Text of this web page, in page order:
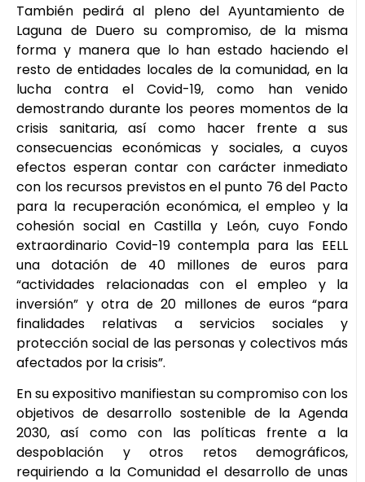
También pedirá al pleno del Ayuntamiento de
Laguna de Duero su compromiso, de la misma
forma y manera que lo han estado haciendo el
resto de entidades locales de la comunidad, en la
lucha contra el Covid-19, como han venido
demostrando durante los peores momentos de la
crisis sanitaria, así como hacer frente a sus
consecuencias económicas y sociales, a cuyos
efectos esperan contar con carácter inmediato
con los recursos previstos en el punto 76 del Pacto
para la recuperación económica, el empleo y la
cohesión social en Castilla y León, cuyo Fondo
extraordinario Covid-19 contempla para las EELL
una dotación de 40 millones de euros para
“actividades relacionadas con el empleo y la
inversión” y otra de 20 millones de euros “para
finalidades relativas a servicios sociales y
protección social de las personas y colectivos más
afectados por la crisis”.
En su expositivo manifiestan su compromiso con los
objetivos de desarrollo sostenible de la Agenda
2030, así como con las políticas frente a la
despoblación y otros retos demográficos,
requiriendo a la Comunidad el desarrollo de unas